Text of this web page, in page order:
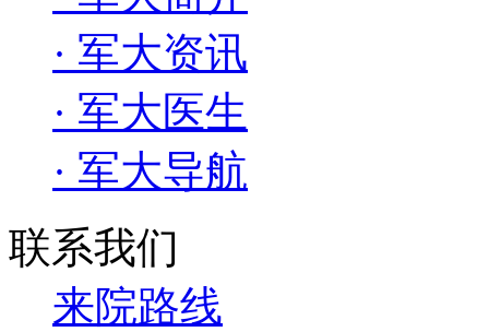
· 军大资讯
· 军大医生
· 军大导航
联系我们
来院路线